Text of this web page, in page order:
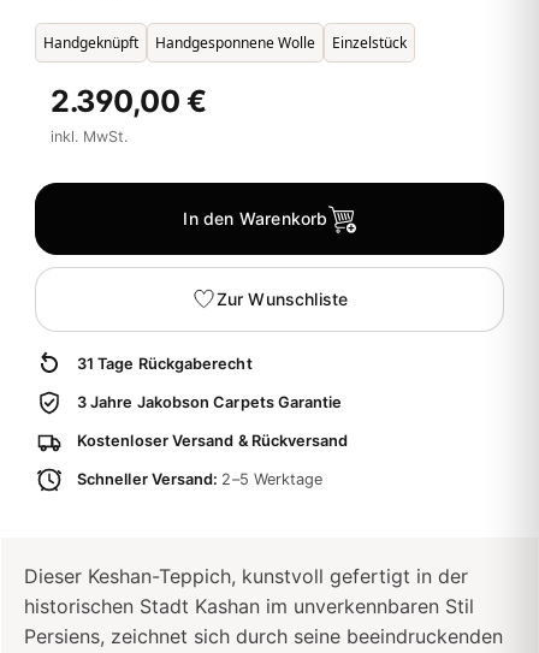
Handgeknüpft Handgesponnene Wolle Einzelstück
2.390,00 €
inkl. MwSt.
In den Warenkorb
Zur Wunschliste
31 Tage Rückgaberecht
3 Jahre Jakobson Carpets Garantie
Kostenloser Versand & Rückversand
Schneller Versand: 2–5 Werktage
Dieser Keshan-Teppich, kunstvoll gefertigt in der
historischen Stadt Kashan im unverkennbaren Stil
Persiens, zeichnet sich durch seine beeindruckenden